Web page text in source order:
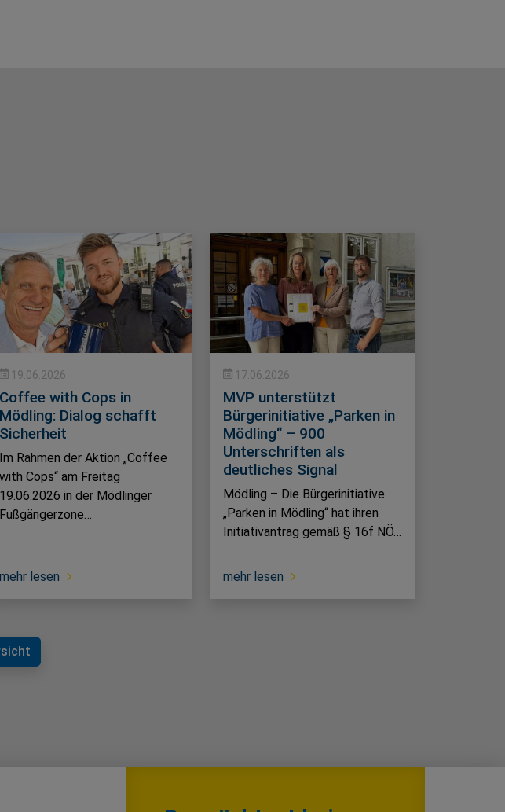
19.06.2026
Coffee with Cops in
Mödling: Dialog schafft
Sicherheit
Im Rahmen der Aktion „Coffee
with Cops“ am Freitag
19.06.2026 in der Mödlinger
Fußgängerzone…
mehr lesen
17.06.2026
MVP unterstützt
Bürgerinitiative „Parken in
Mödling“ – 900
Unterschriften als
deutliches Signal
Mödling – Die Bürgerinitiative
„Parken in Mödling“ hat ihren
Initiativantrag gemäß § 16f NÖ…
mehr lesen